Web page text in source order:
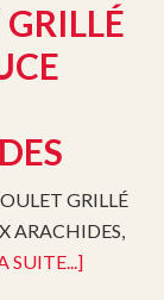
GRILLÉ
ARACHIDES,
SUITE...]